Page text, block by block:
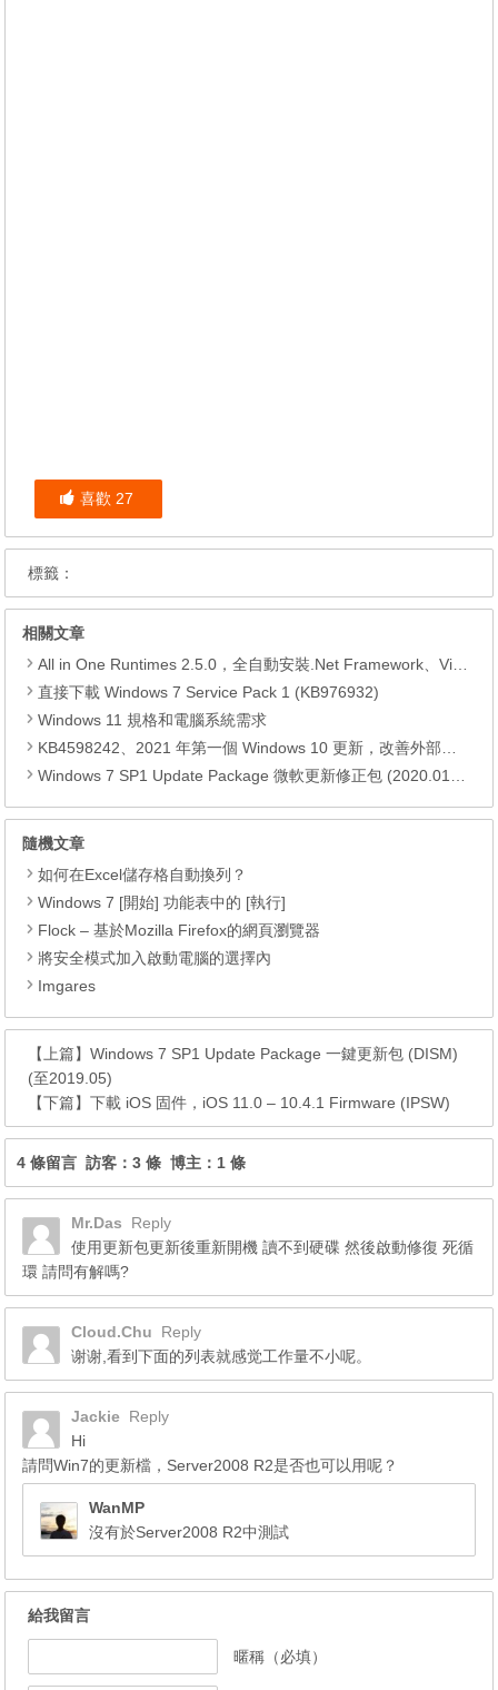
喜歡 27
標籤：
相關文章
All in One Runtimes 2.5.0，全自動安裝.Net Framework、Visual C++、DirectX、Flash Player、JRE
直接下載 Windows 7 Service Pack 1 (KB976932)
Windows 11 規格和電腦系統需求
KB4598242、2021 年第一個 Windows 10 更新，改善外部裝置安全性、解決HTTPS安全漏洞、印表機呼叫(RPC)漏洞
Windows 7 SP1 Update Package 微軟更新修正包 (2020.01月份)
隨機文章
如何在Excel儲存格自動換列？
Windows 7 [開始] 功能表中的 [執行]
Flock – 基於Mozilla Firefox的網頁瀏覽器
將安全模式加入啟動電腦的選擇內
Imgares
【上篇】Windows 7 SP1 Update Package 一鍵更新包 (DISM)
(至2019.05)
【下篇】下載 iOS 固件，iOS 11.0 – 10.4.1 Firmware (IPSW)
4 條留言 訪客：3 條 博主：1 條
Mr.Das
Reply
使用更新包更新後重新開機 讀不到硬碟 然後啟動修復 死循
環 請問有解嗎?
Cloud.Chu
Reply
谢谢,看到下面的列表就感觉工作量不小呢。
Jackie Reply
Hi
請問Win7的更新檔，Server2008 R2是否也可以用呢？
WanMP
沒有於Server2008 R2中測試
給我留言
暱稱（必填）